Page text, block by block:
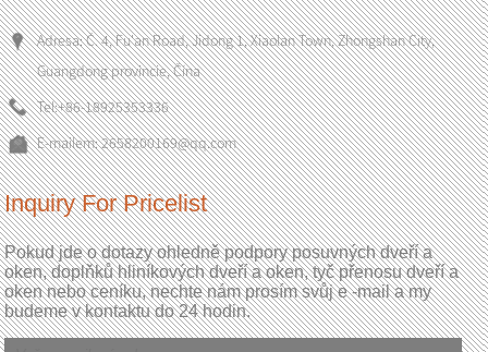
Adresa: Č. 4, Fu'an Road, Jidong 1, Xiaolan Town, Zhongshan City,
Guangdong provincie, Čína
Tel:+86-18925353336
E-mailem:2658200169@qq.com
Inquiry For Pricelist
Pokud jde o dotazy ohledně podpory posuvných dveří a
oken, doplňků hliníkových dveří a oken, tyč přenosu dveří a
oken nebo ceníku, nechte nám prosím svůj e -mail a my
budeme v kontaktu do 24 hodin.